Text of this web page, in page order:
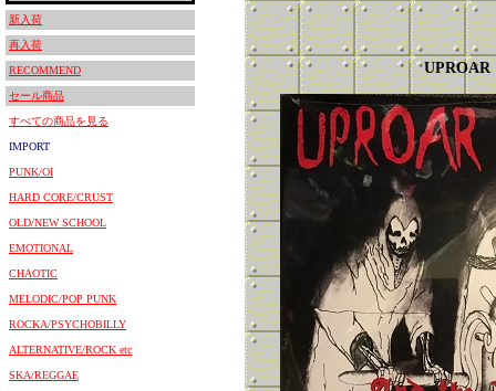
新入荷
再入荷
RECOMMEND
セール商品
すべての商品を見る
IMPORT
PUNK/OI
HARD CORE/CRUST
OLD/NEW SCHOOL
EMOTIONAL
CHAOTIC
MELODIC/POP PUNK
ROCKA/PSYCHOBILLY
ALTERNATIVE/ROCK etc
SKA/REGGAE
UPROAR